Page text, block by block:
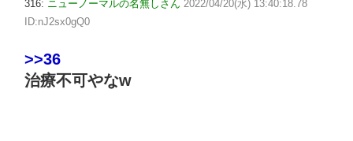
316: ニューノーマルの名無しさん 2022/04/20(水) 13:40:18.78
ID:nJ2sx0gQ0
>>36
治療不可やなw